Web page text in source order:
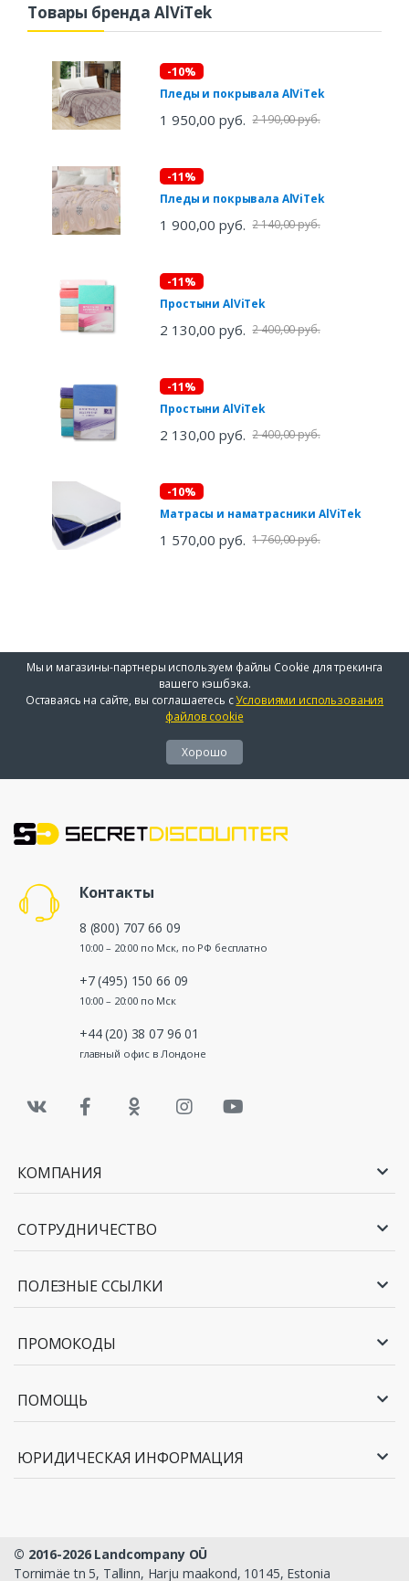
Товары бренда AlViTek
-10%
Пледы и покрывала AlViTek
1 950,00 руб. 2 190,00 руб.
-11%
Пледы и покрывала AlViTek
1 900,00 руб. 2 140,00 руб.
-11%
Простыни AlViTek
2 130,00 руб. 2 400,00 руб.
-11%
Простыни AlViTek
2 130,00 руб. 2 400,00 руб.
-10%
Матрасы и наматрасники AlViTek
1 570,00 руб. 1 760,00 руб.
Мы и магазины-партнеры используем файлы Cookie для трекинга
вашего кэшбэка.
Оставаясь на сайте, вы соглашаетесь сУсловиями использования
файлов cookie
Хорошо
Контакты
8 (800) 707 66 09
10:00 – 20:00 по Мск, по РФ бесплатно
+7 (495) 150 66 09
10:00 – 20:00 по Мск
+44 (20) 38 07 96 01
главный офис в Лондоне
КОМПАНИЯ
СОТРУДНИЧЕСТВО
ПОЛЕЗНЫЕ ССЫЛКИ
ПРОМОКОДЫ
ПОМОЩЬ
ЮРИДИЧЕСКАЯ ИНФОРМАЦИЯ
© 2016-2026 Landcompany OÜ
Tornimäe tn 5, Tallinn, Harju maakond, 10145, Estonia